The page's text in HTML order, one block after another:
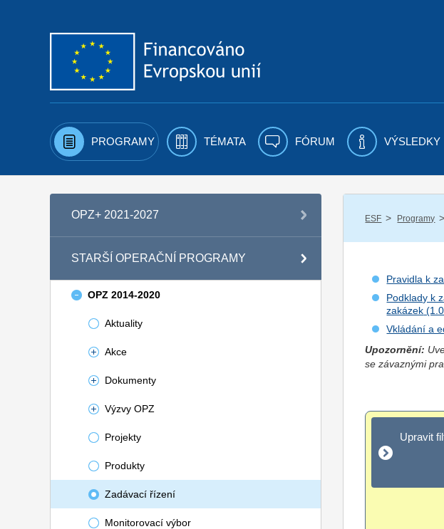
PROGRAMY TÉMATA FÓRUM VÝSLEDKY
OPZ+ 2021-2027
STARŠÍ OPERAČNÍ PROGRAMY
OPZ 2014-2020
Aktuality
Akce
Dokumenty
Výzvy OPZ
Projekty
Produkty
Zadávací řízení
Monitorovací výbor
ESF / Programy /
Pravidla k
Podklady k
zakázek
Vkládání a
Upozornění:
se závaznými
Upravit
Upravit